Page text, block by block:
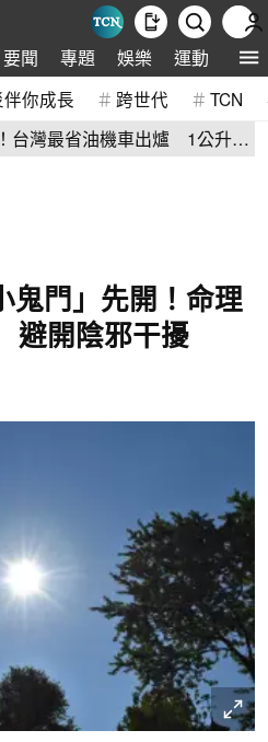
要聞 專題 娛樂 運動 全球
你成長 跨世代 TCN
台灣最省油機車出爐 1公升油
鬼門」先開！命理
開陰邪干擾